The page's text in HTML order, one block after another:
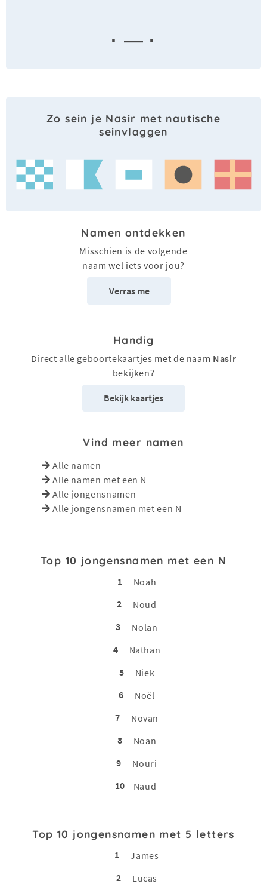
· — ·
Zo sein je Nasir met nautische
seinvlaggen
Namen ontdekken
Misschien is de volgende
naam wel iets voor jou?
Verras me
Handig
Direct alle geboortekaartjes met de naam Nasir
bekijken?
Bekijk kaartjes
Vind meer namen
Alle namen
Alle namen met een N
Alle jongensnamen
Alle jongensnamen met een N
Top 10 jongensnamen met een N
1
Noah
2
Noud
3
Nolan
4
Nathan
5
Niek
6
Noël
7
Novan
8
Noan
9
Nouri
10
Naud
Top 10 jongensnamen met 5 letters
1
James
2
Lucas